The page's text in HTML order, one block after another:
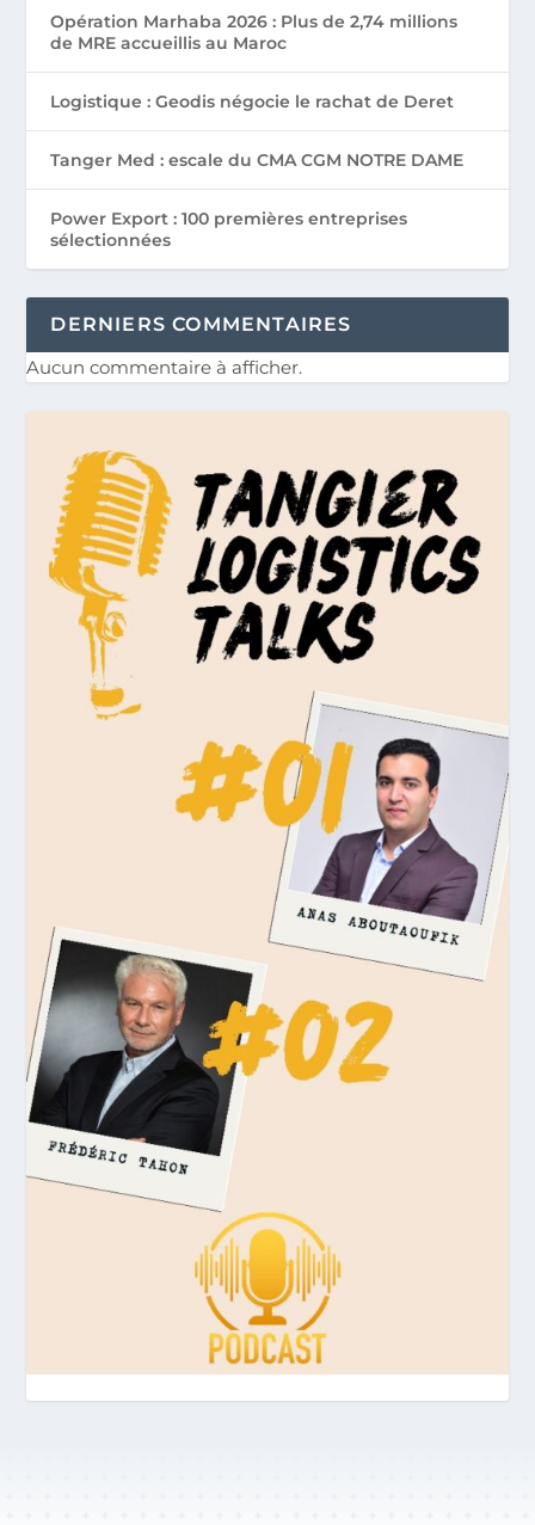
Opération Marhaba 2026 : Plus de 2,74 millions
de MRE accueillis au Maroc
Logistique : Geodis négocie le rachat de Deret
Tanger Med : escale du CMA CGM NOTRE DAME
Power Export : 100 premières entreprises
sélectionnées
DERNIERS COMMENTAIRES
Aucun commentaire à afficher.